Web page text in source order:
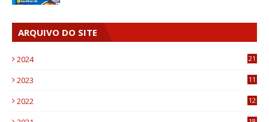
ARQUIVO DO SITE
2024 21
2023
11
2022
12